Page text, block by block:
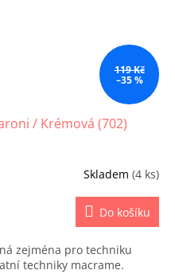
119 Kč
–35 %
/ Krémová (702)
Skladem (4 ks)
Do košíku
zejména pro techniku
techniky macrame.